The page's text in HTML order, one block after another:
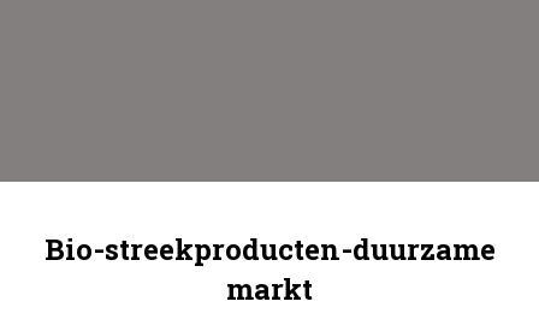
Bio-streekproducten-duurzame
markt